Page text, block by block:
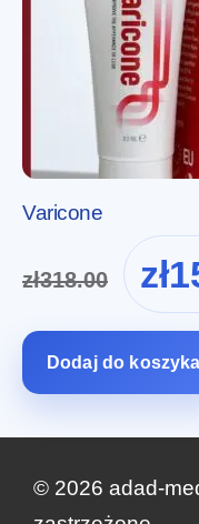
Varicone
zł318.00
Pierwotna
cena
zł
Dodaj do koszyka
© 2026 adad-